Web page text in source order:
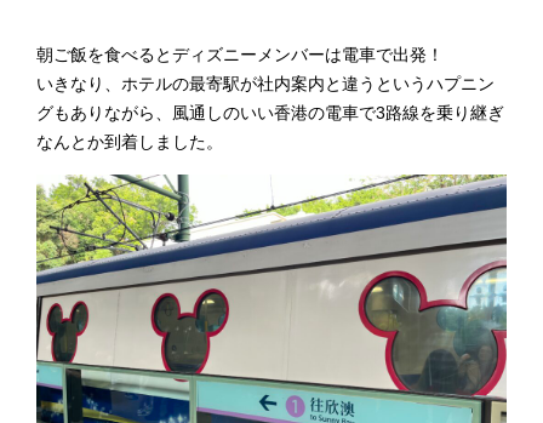
朝ご飯を食べるとディズニーメンバーは電車で出発！
いきなり、ホテルの最寄駅が社内案内と違うというハプニン
グもありながら、風通しのいい香港の電車で3路線を乗り継ぎ
なんとか到着しました。